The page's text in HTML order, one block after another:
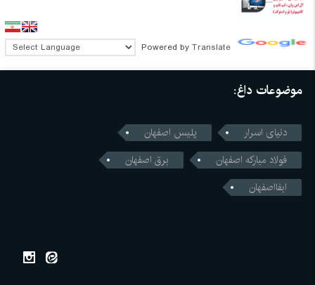
Powered by Translate
موضوعات داغ:
دنیای اسرار
پلیس اصفهان
فولاد مبارکه اصفهان
برق اصفهان
ابفااصفهان